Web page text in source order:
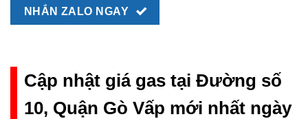
NHẮN ZALO NGAY
Cập nhật giá gas tại Đường số
10, Quận Gò Vấp mới nhất ngày